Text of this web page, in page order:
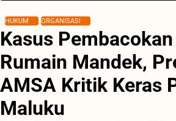
HUKUM ORGANISASI
Kasus
Rumain Mandek,
AMSA Kritik Keras
Maluku